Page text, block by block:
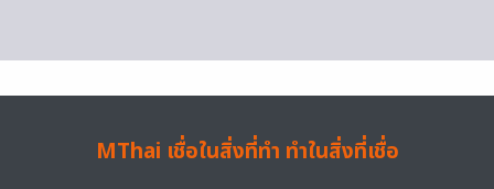
MThai เชื่อในสิ่งที่ทำ ทำในสิ่งที่เชื่อ